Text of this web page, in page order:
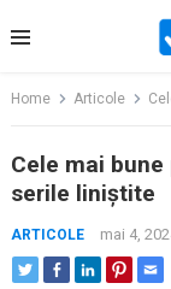
to
Home Articole
Cele mai
serile liniștite
ARTICOLE mai 4,